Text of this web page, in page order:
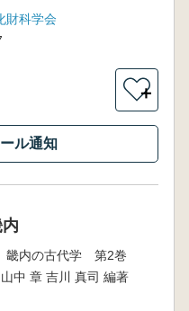
財科学会
＋
ル通知
内の古代学 第2巻
中 章 吉川 真司 編著